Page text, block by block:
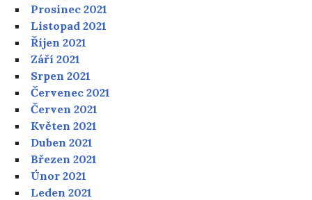
Prosinec 2021
Listopad 2021
Říjen 2021
Září 2021
Srpen 2021
Červenec 2021
Červen 2021
Květen 2021
Duben 2021
Březen 2021
Únor 2021
Leden 2021